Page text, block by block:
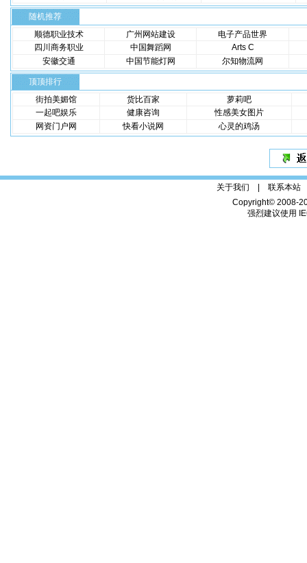
随机推荐
顺德职业技术
广州网站建设
电子产品世界
四川商务职业
中国舞蹈网
Arts C
安徽交通
中国节能灯网 尔知物流网
顶顶排行
街拍美媚馆
货比百家
萝莉吧
一起吧娱乐
健康咨询
性感美女图片
网资门户网
快看小说网 心灵的鸡汤
关于我们 | 联系本站
Copyright© 2008-
强烈建议使用